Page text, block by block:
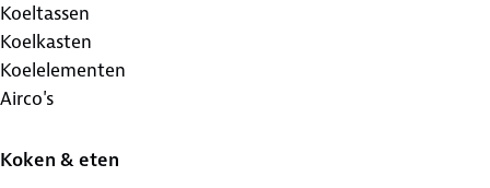
Koeltassen
Koelkasten
Koelelementen
Airco's
Koken & eten